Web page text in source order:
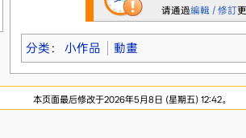
请通過編輯 / 修訂
分类 ： 小作品 動畫
本页面最后修改于2026年5月8日 (星期五) 12:42。